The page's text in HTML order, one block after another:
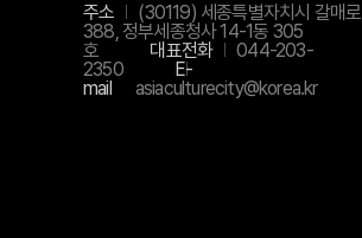
주소
(30119) 세종특별자치시 갈매로
388, 정부세종청사 14-1동 305
호
대표전화
044-203-
2350
E-
mail
asiaculturecity@korea.kr